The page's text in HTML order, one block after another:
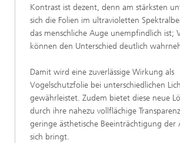
Kontrast ist dezent, denn am stärksten
sich die Folien im ultravioletten
das menschliche Auge unempfindlich ist;
können den Unterschied deutlich
Damit wird eine zuverlässige Wirkung als
Vogelschutzfolie bei unterschiedlichen
gewährleistet. Zudem bietet diese neue
durch ihre nahezu vollflächige
geringe ästhetische Beeinträchtigung
sich bringt.